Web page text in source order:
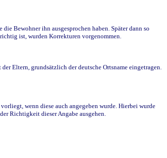
Bewohner ihn ausgesprochen haben. Später dann so
ist, wurden Korrekturen vorgenommen.
Eltern, grundsätzlich der deutsche Ortsname eingetragen.
wenn diese auch angegeben wurde. Hierbei wurde
Richtigkeit dieser Angabe ausgehen.